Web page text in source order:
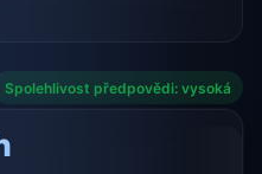
Spolehlivost předpovědi: vysoká